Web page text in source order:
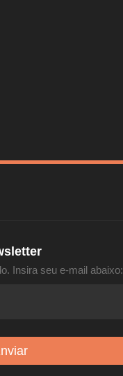
Insira seu e-mail abaixo: